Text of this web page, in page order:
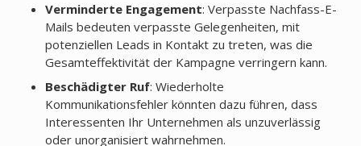
Verminderte Engagement: Verpasste Nachfass-E-
Mails bedeuten verpasste Gelegenheiten, mit
potenziellen Leads in Kontakt zu treten, was die
Gesamteffektivität der Kampagne verringern kann.
Beschädigter Ruf: Wiederholte
Kommunikationsfehler könnten dazu führen, dass
Interessenten Ihr Unternehmen als unzuverlässig
oder unorganisiert wahrnehmen.